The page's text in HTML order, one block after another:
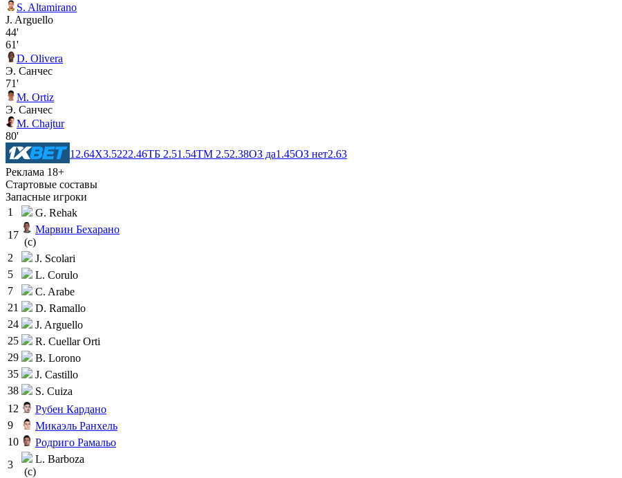
S. Altamirano
J. Arguello
44'
61'
D. Olivera
Э. Санчес
71'
M. Ortiz
Э. Санчес
M. Chajtur
80'
1 2.64X3.5222.46ТБ 2.51.54ТМ 2.52.38ОЗ да1.45ОЗ нет2.63
Реклама 18+
Стартовые составы
Запасные игроки
1
G. Rehak
17
Марвин Бехарано
(c)
2
J. Scolari
5
L. Corulo
7
C. Arabe
21
D. Ramallo
24
J. Arguello
25
R. Cuellar Orti
29
B. Lorono
35
J. Castillo
38
S. Cuiza
12
Рубен Кардано
9
Микаэль Ранхель
10
Родриго Рамальо
3
L. Barboza
(c)